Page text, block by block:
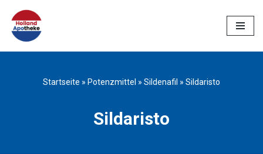
Zum
Inhalt
Startseite » Potenzmittel » Sildenafil » Sildaristo
Sildaristo